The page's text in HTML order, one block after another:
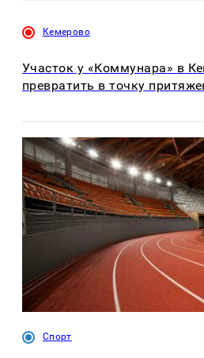
Кемерово
Участок у «Коммунара» в
превратить в точку
Спорт